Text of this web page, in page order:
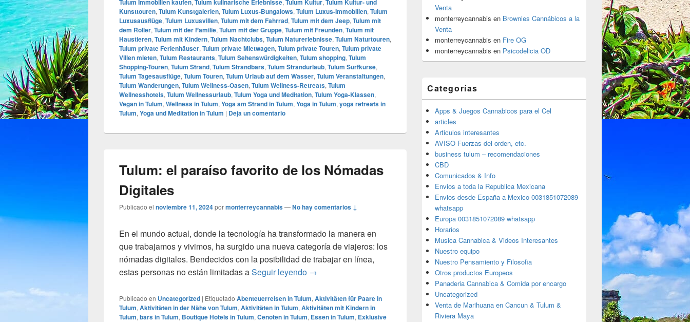
Tulum Immobilien kaufen, Tulum kulinarische Erlebnisse, Tulum Kultur, Tulum Kultur- und
Kunsttouren, Tulum Kunstgalerien, Tulum Luxus-Bungalows, Tulum Luxus-Immobilien, Tulum
Luxusausflüge, Tulum Luxusvillen, Tulum mit dem Fahrrad, Tulum mit dem Jeep, Tulum mit
dem Roller, Tulum mit der Familie, Tulum mit der Gruppe, Tulum mit Freunden, Tulum mit
Haustieren, Tulum mit Kindern, Tulum Nachtclubs, Tulum Naturerlebnisse, Tulum Naturtouren,
Tulum private Ferienhäuser, Tulum private Mietwagen, Tulum private Touren, Tulum private
Villen mieten, Tulum Restaurants, Tulum Sehenswürdigkeiten, Tulum shopping, Tulum
Shopping-Touren, Tulum Strand, Tulum Strandbars, Tulum Strandurlaub, Tulum Surfkurse,
Tulum Tagesausflüge, Tulum Touren, Tulum Urlaub auf dem Wasser, Tulum Veranstaltungen,
Tulum Wanderungen, Tulum Wellness-Oasen, Tulum Wellness-Retreats, Tulum
Wellnesshotels, Tulum Wellnessurlaub, Tulum Yoga und Meditation, Tulum Yoga-Klassen,
Vegan in Tulum, Wellness in Tulum, Yoga am Strand in Tulum, Yoga in Tulum, yoga retreats in
Tulum, Yoga und Meditation in Tulum | Deja un comentario
Tulum: el paraíso favorito de los Nómadas
Digitales
Publicado el noviembre 11, 2024pormonterreycannabis—No hay comentarios ↓
En el mundo actual, donde la tecnología ha transformado la manera en
que trabajamos y vivimos, ha surgido una nueva categoría de viajeros: los
nómadas digitales. Bendecidos con la posibilidad de trabajar en línea,
estas personas no están limitadas aSeguir leyendo Tulum: el paraíso favorito de los Nómadas Digitales
→
Publicado en Uncategorized | Etiquetado Abenteuerreisen in Tulum, Aktivitäten für Paare in
Tulum, Aktivitäten in der Nähe von Tulum, Aktivitäten in Tulum, Aktivitäten mit Kindern in
Tulum, bars in Tulum, Boutique Hotels in Tulum, Cenoten in Tulum, Essen in Tulum, Exklusive
Venta
monterreycannabis en Brownies Cannábicos a la
Venta
monterreycannabis en Fire OG
monterreycannabis en Psicodelicia OD
Categorías
Apps & Juegos Cannabicos para el Cel
articles
Articulos interesantes
AVISO Fuerzas del orden, etc.
business tulum – recomendaciones
CBD
Comunicados & Info
Envios a toda la Republica Mexicana
Envios desde España a Mexico 0031851072089
whatsapp
Europa 0031851072089 whatsapp
Horarios
Musica Cannabica & Videos Interesantes
Nuestro equipo
Nuestro Pensamiento y Filosofia
Otros productos Europeos
Panaderia Cannabica & Comida por encargo
Uncategorized
Venta de Marihuana en Cancun & Tulum &
Riviera Maya